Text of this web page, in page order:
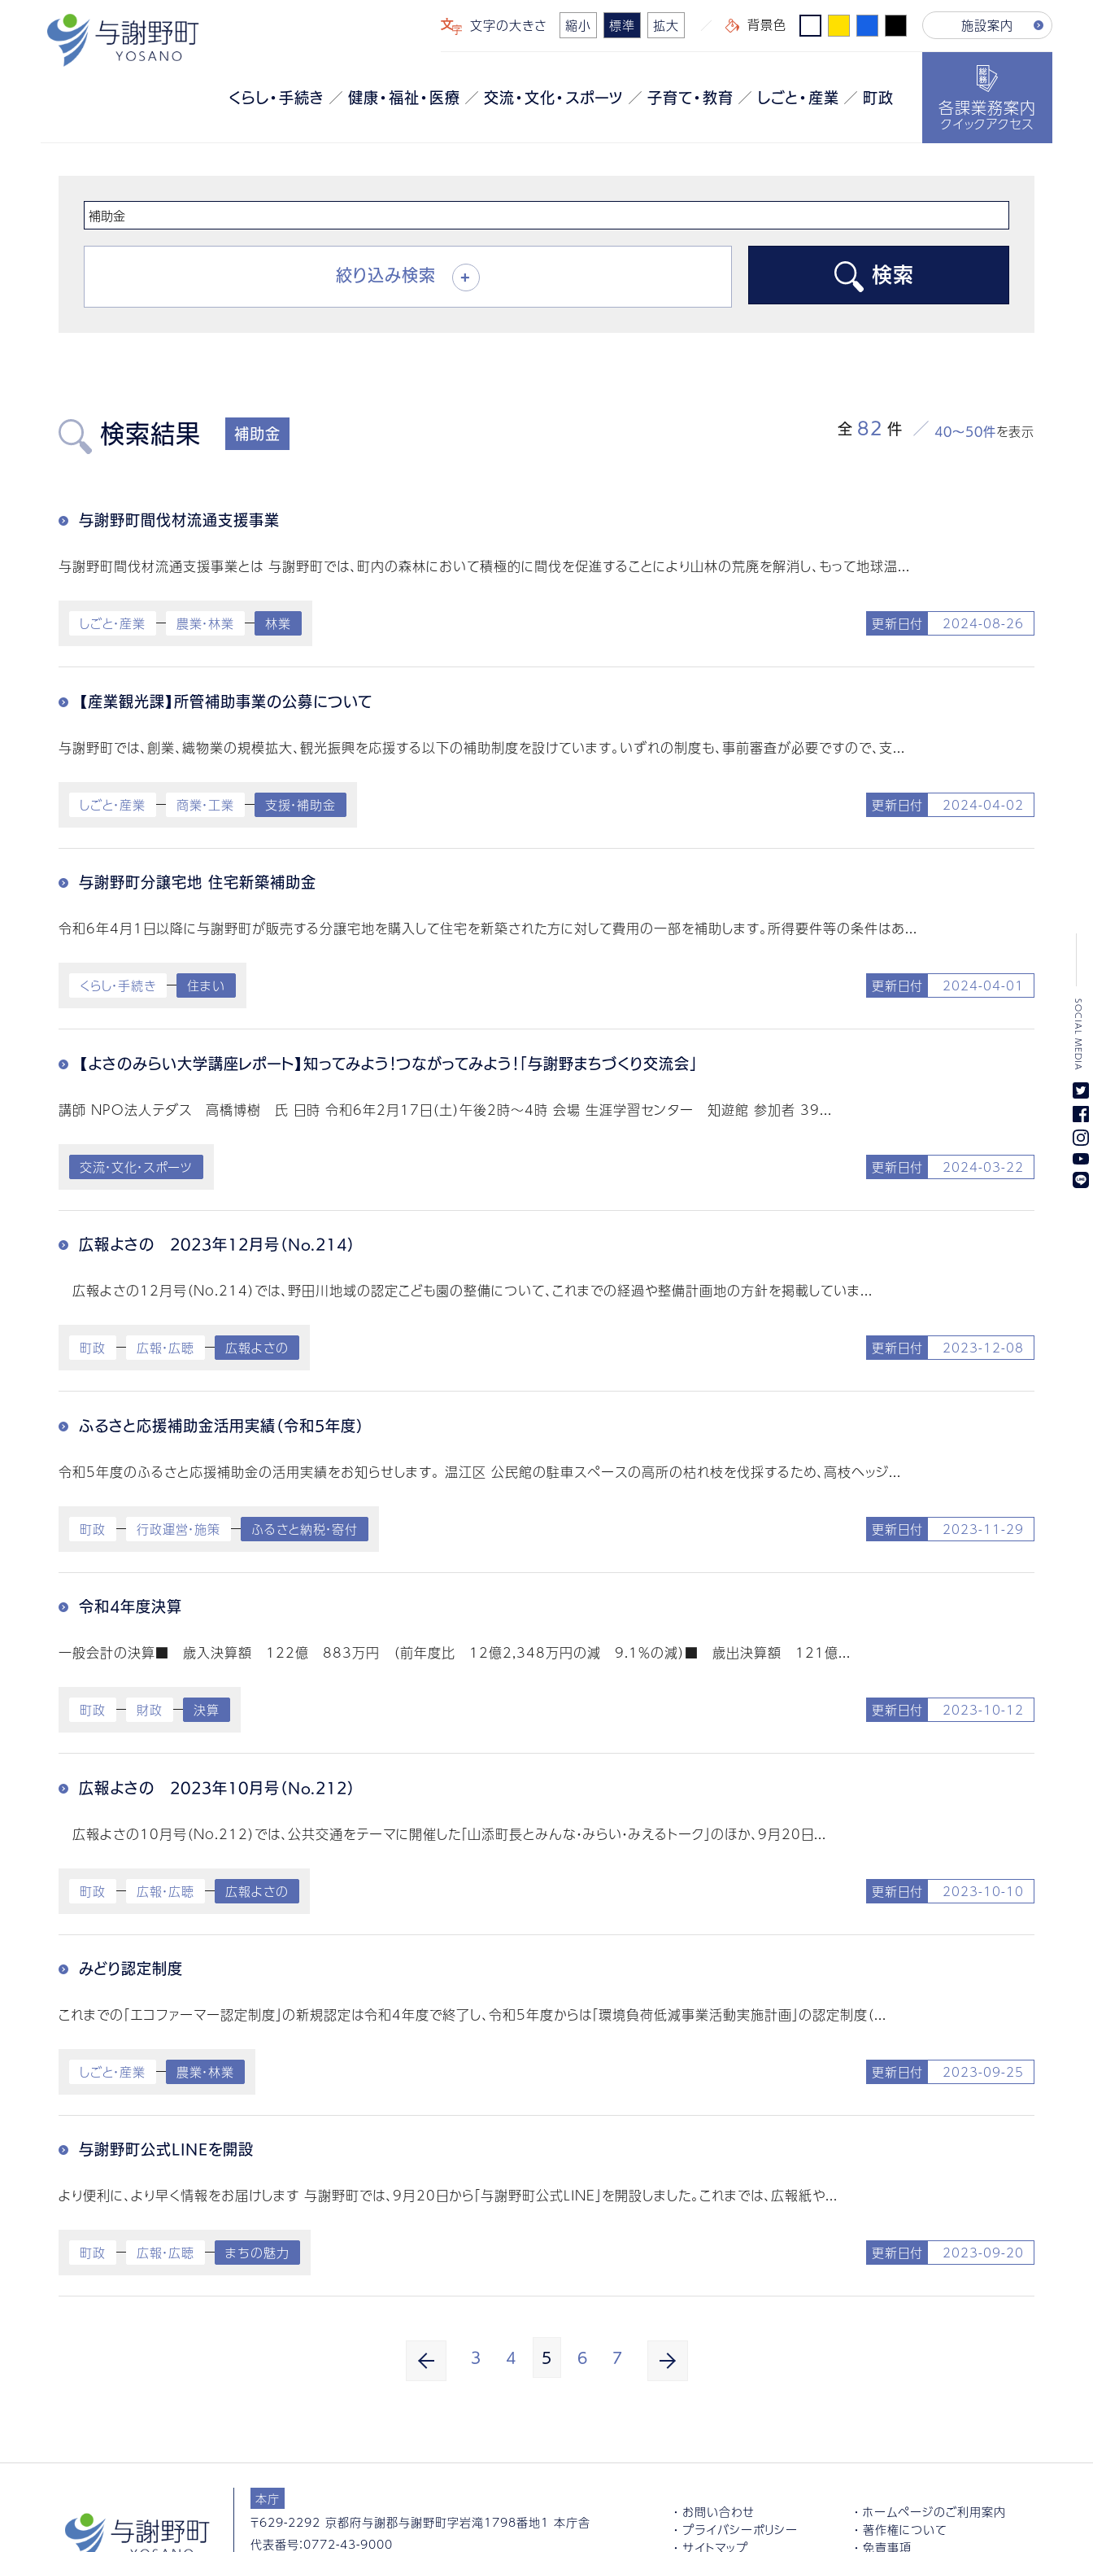
文字の大きさ 縮小 標準 拡大 背景色 施設案内
くらし・手続き 健康・福祉・医療 交流・文化・スポーツ 子育て・教育 しごと・産業 町政 各課業務案内
クイックアクセス
絞り込み検索 + 検索
検索結果 補助金 全 82 件 40～50件を表示
与謝野町間伐材流通支援事業
与謝野町間伐材流通支援事業とは 与謝野町では、町内の森林において積極的に間伐を促進することにより山林の荒廃を解消し、もって地球温...
しごと・産業 農業・林業 林業 更新日付 2024-08-26
【産業観光課】所管補助事業の公募について
与謝野町では、創業、織物業の規模拡大、観光振興を応援する以下の補助制度を設けています。いずれの制度も、事前審査が必要ですので、支...
しごと・産業 商業・工業 支援・補助金 更新日付 2024-04-02
与謝野町分譲宅地 住宅新築補助金
令和6年4月1日以降に与謝野町が販売する分譲宅地を購入して住宅を新築された方に対して費用の一部を補助します。所得要件等の条件はあ...
くらし・手続き 住まい 更新日付 2024-04-01
【よさのみらい大学講座レポート】知ってみよう！つながってみよう！「与謝野まちづくり交流会」
講師 NPO法人テダス 高橋博樹 氏 日時 令和6年2月17日（土）午後2時～4時 会場 生涯学習センター 知遊館 参加者 39...
交流・文化・スポーツ 更新日付 2024-03-22
広報よさの 2023年12月号（No.214）
広報よさの12月号（No.214）では、野田川地域の認定こども園の整備について、これまでの経過や整備計画地の方針を掲載していま...
町政 広報・広聴 広報よさの 更新日付 2023-12-08
ふるさと応援補助金活用実績（令和5年度）
令和5年度のふるさと応援補助金の活用実績をお知らせします。 温江区 公民館の駐車スペースの高所の枯れ枝を伐採するため、高枝ヘッジ...
町政 行政運営・施策 ふるさと納税・寄付 更新日付 2023-11-29
令和4年度決算
一般会計の決算■ 歳入決算額 122億 883万円 （前年度比 12億2,348万円の減 9.1％の減）■ 歳出決算額 121億...
町政 財政 決算 更新日付 2023-10-12
広報よさの 2023年10月号（No.212）
広報よさの10月号（No.212）では、公共交通をテーマに開催した「山添町長とみんな・みらい・みえるトーク」のほか、9月20日...
町政 広報・広聴 広報よさの 更新日付 2023-10-10
みどり認定制度
これまでの「エコファーマー認定制度」の新規認定は令和4年度で終了し、令和5年度からは「環境負荷低減事業活動実施計画」の認定制度（...
しごと・産業 農業・林業 更新日付 2023-09-25
与謝野町公式LINEを開設
より便利に、より早く情報をお届けします 与謝野町では、9月20日から「与謝野町公式LINE」を開設しました。これまでは、広報紙や...
町政 広報・広聴 まちの魅力 更新日付 2023-09-20
3 4 5 6 7
本庁
〒629-2292 京都府与謝郡与謝野町字岩滝1798番地1 本庁舎
代表番号：0772-43-9000
お問い合わせ
ホームページのご利用案内
プライバシーポリシー
著作権について
サイトマップ
免責事項
SOCIAL MEDIA